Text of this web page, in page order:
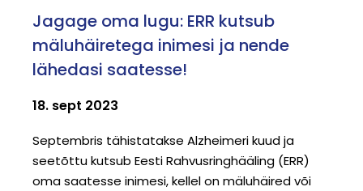
Jagage oma lugu: ERR kutsub
mäluhäiretega inimesi ja nende
lähedasi saatesse!
18. sept 2023
Septembris tähistatakse Alzheimeri kuud ja
seetõttu kutsub Eesti Rahvusringhääling (ERR)
oma saatesse inimesi, kellel on mäluhäired või